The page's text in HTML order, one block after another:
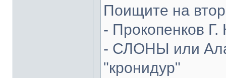
Поищите на
- Прокопенков Г.
- СЛОНЫ или
"кронидур"